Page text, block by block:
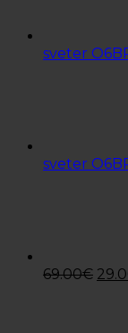
sveter
sveter
69.00€